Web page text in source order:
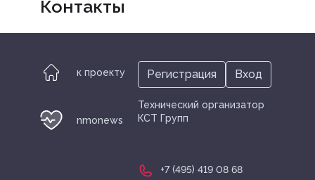
Контакты
к проекту
nmonews
Технический организатор
КСТ Групп
+7 (495) 419 08 68
Регистрация Вход